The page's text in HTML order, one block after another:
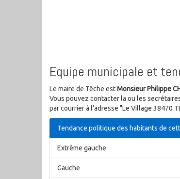
Equipe municipale et
Le maire de Têche estMonsieur Philippe
Vous pouvez contacter la ou les
par courrier à l'adresse "Le Village 38470
Tendance politique des habitants de
Extrême gauche
Gauche